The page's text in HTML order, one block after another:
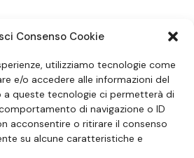
Consenso Cookie
utilizziamo tecnologie come
e/o accedere alle informazioni del
a queste tecnologie ci permetterà di
di navigazione o ID
acconsentire o ritirare il consenso
su alcune caratteristiche e
SUI SOCIAL